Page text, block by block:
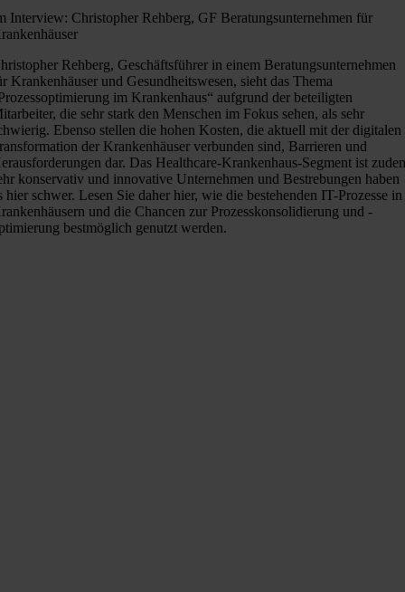
Interview: Christopher Rehberg, GF Beratungsunternehmen für
Rehberg, Geschäftsführer in einem Beratungsunternehmen
Krankenhäuser und Gesundheitswesen, sieht das Thema
im Krankenhaus“ aufgrund der beteiligten
die sehr stark den Menschen im Fokus sehen, als sehr
Ebenso stellen die hohen Kosten, die aktuell mit der digitalen
der Krankenhäuser verbunden sind, Barrieren und
dar. Das Healthcare-Krankenhaus-Segment ist
konservativ und innovative Unternehmen und Bestrebungen haben
hier schwer. Lesen Sie daher hier, wie die bestehenden IT-Prozesse in
und die Chancen zur Prozesskonsolidierung und -
bestmöglich genutzt werden.